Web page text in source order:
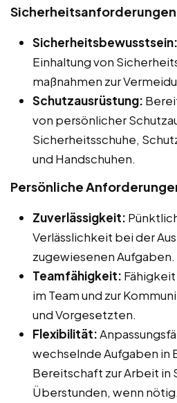
Sicherheitsanforderungen
Sicherheitsbewusstsein:
Einhaltung von
maßnahmen zur
Schutzausrüstung:
von persönlicher
Sicherheitsschuhe,
und Handschuhen.
Persönliche
Zuverlässigkeit:
Verlässlichkeit bei der
zugewiesenen Aufgaben.
Teamfähigkeit:
im Team und zur
und Vorgesetzten.
Flexibilität:
wechselnde Aufgaben in
Bereitschaft zur Arbeit in
Überstunden, wenn nötig.